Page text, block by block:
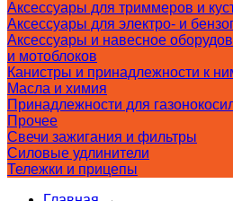
Аксессуары для триммеров и
Аксессуары для электро- и
Аксессуары и навесное
и мотоблоков
Канистры и принадлежности к
Масла и химия
Принадлежности для
Прочее
Свечи зажигания и фильтры
Силовые удлинители
Тележки и прицепы